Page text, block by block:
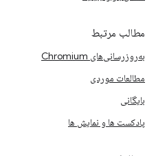
مطالب مرتبط
به‌روزرسانی‌های Chromium
مطالعات موردی
بایگانی
پادکست ها و نمایش ها